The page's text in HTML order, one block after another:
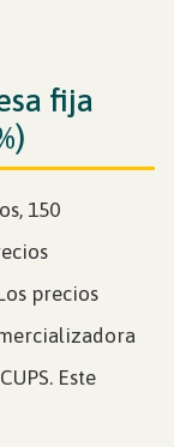
fija
150
precios
Este